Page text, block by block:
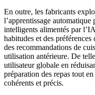
En outre, les fabricants
l’apprentissage
intelligents alimentés par
habitudes et des
des recommandations de
utilisation antérieure. De
utilisateur globale en
préparation des repas tout
cohérents et précis.